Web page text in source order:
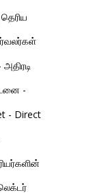
-
- Direct